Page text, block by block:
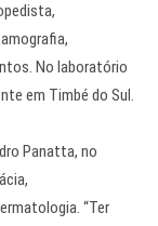
No laboratório
em Timbé do Sul.
Panatta, no
“Ter